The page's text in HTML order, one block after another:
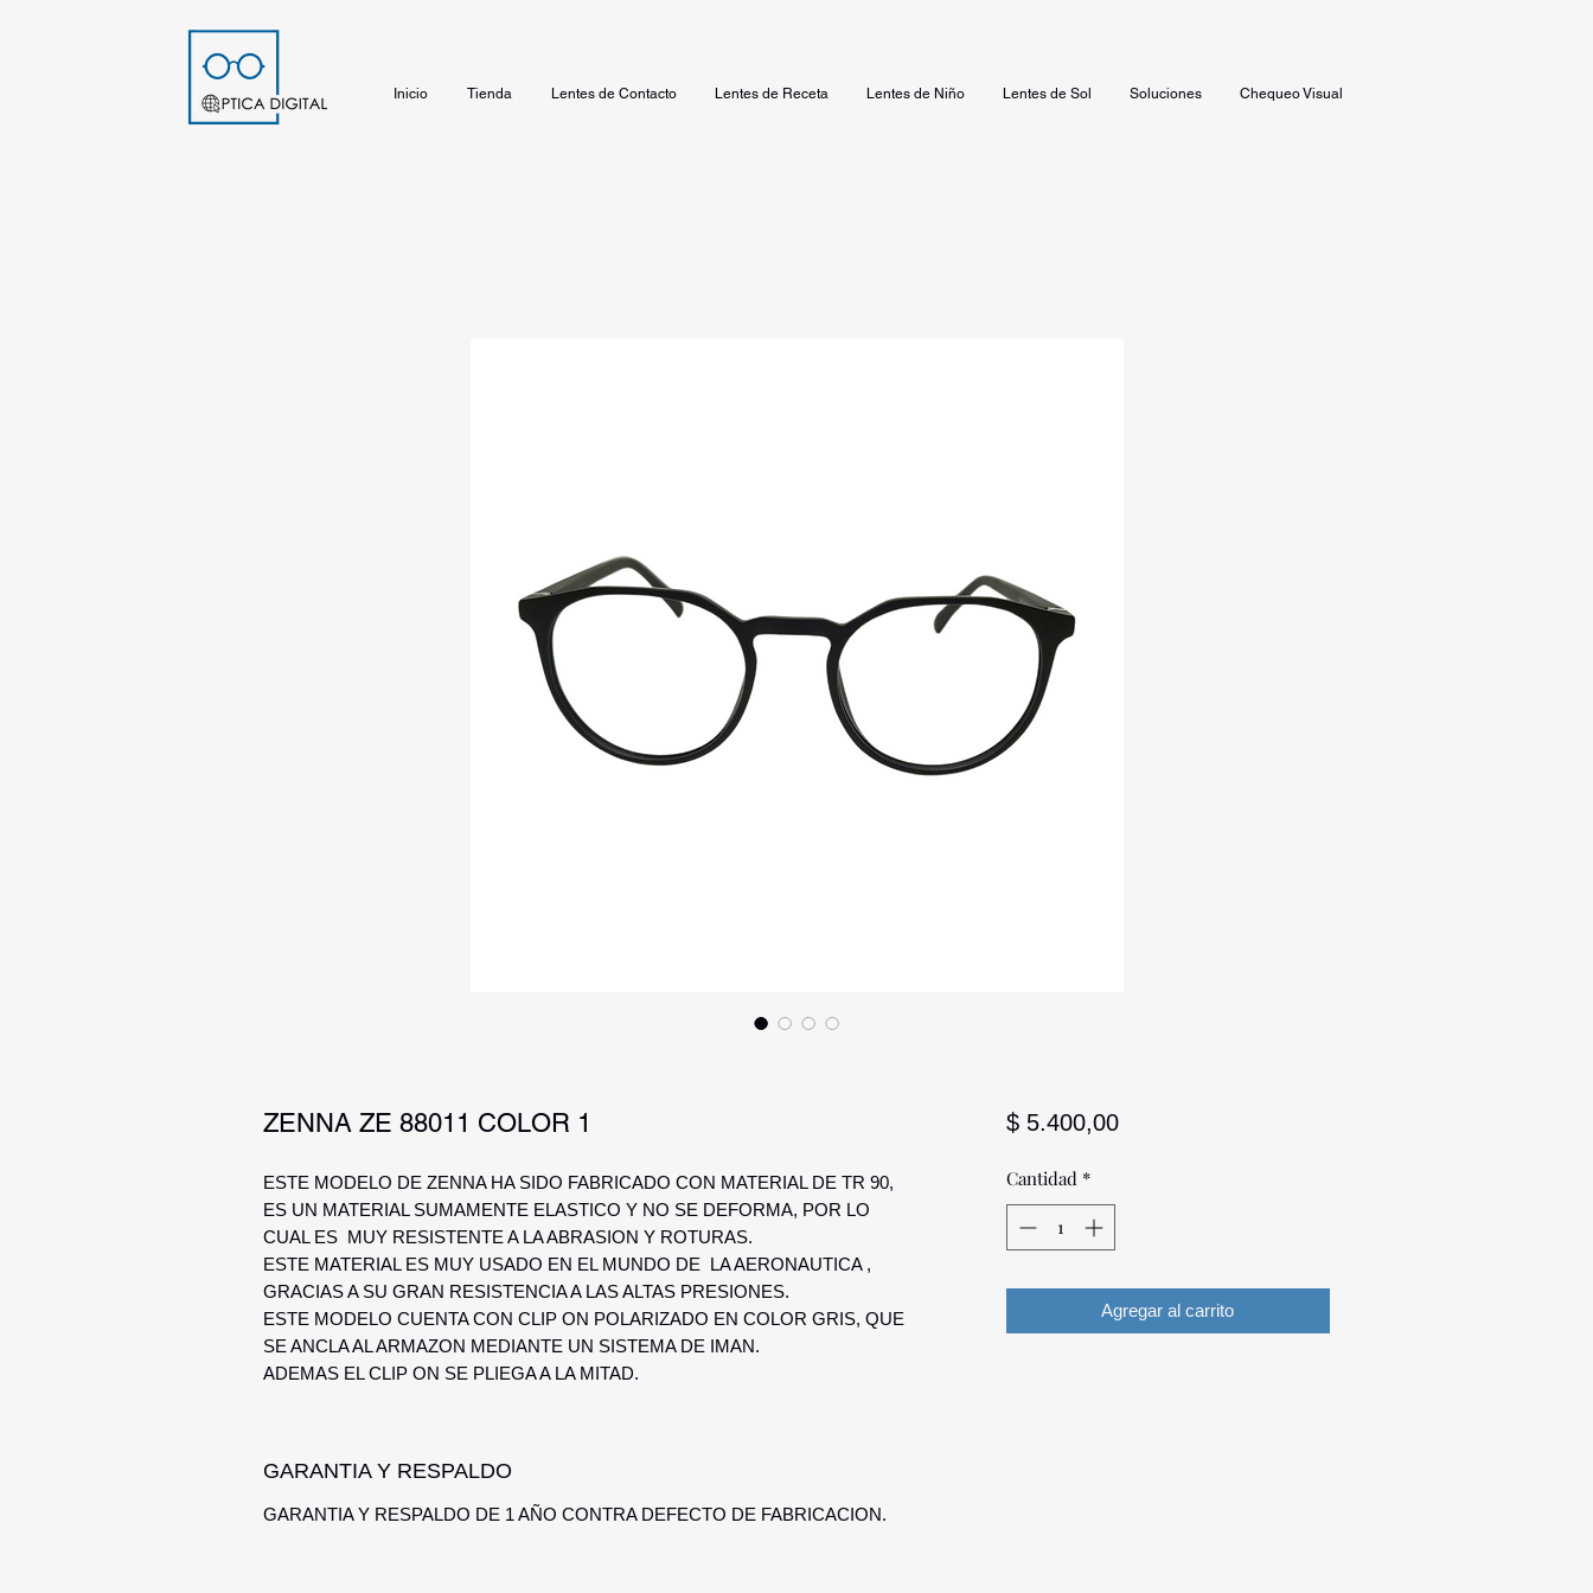
Inicio Tienda Lentes de Contacto Lentes de Receta Lentes de Niño Lentes de Sol Soluciones Chequeo Visual
ZENNA ZE 88011 COLOR 1
ESTE MODELO DE ZENNA HA SIDO FABRICADO CON MATERIAL DE TR 90,
ES UN MATERIAL SUMAMENTE ELASTICO Y NO SE DEFORMA, POR LO
CUAL ES MUY RESISTENTE A LA ABRASION Y ROTURAS.
ESTE MATERIAL ES MUY USADO EN EL MUNDO DE LA AERONAUTICA ,
GRACIAS A SU GRAN RESISTENCIA A LAS ALTAS PRESIONES.
ESTE MODELO CUENTA CON CLIP ON POLARIZADO EN COLOR GRIS, QUE
SE ANCLA AL ARMAZON MEDIANTE UN SISTEMA DE IMAN.
ADEMAS EL CLIP ON SE PLIEGA A LA MITAD.
GARANTIA Y RESPALDO
GARANTIA Y RESPALDO DE 1 AÑO CONTRA DEFECTO DE FABRICACION.
$ 5.400,00Precio
Cantidad *
Agregar al carrito